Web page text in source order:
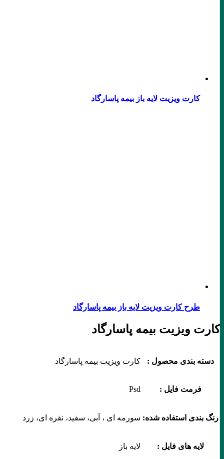
کارت ویزیت لایه باز بیمه پاسارگاد
طرح کارت ویزیت لایه باز بیمه پاسارگاد
کارت ویزیت بیمه پاسارگاد
دسته بندی محصول : کارت ویزیت بیمه پاسارگاد
فرمت فایل : Psd
رنگ بندی استفاده شده: سورمه ای ، آبی، سفید، نقره ای، زرد
لایه های فایل : لایه باز